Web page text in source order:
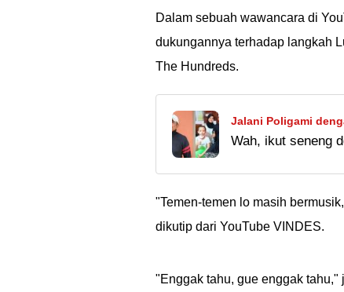
Dalam sebuah wawancara di
dukungannya terhadap langkah
The Hundreds.
Jalani Poligami
Istrinya Akur
Wah, ikut seneng
"Temen-temen lo masih
dikutip dari YouTube VINDES.
"Enggak tahu, gue enggak tahu,"